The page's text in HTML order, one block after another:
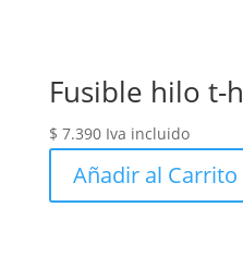
Fusible hilo t-
$ 7.390 Iva incluido
Añadir al Carrito